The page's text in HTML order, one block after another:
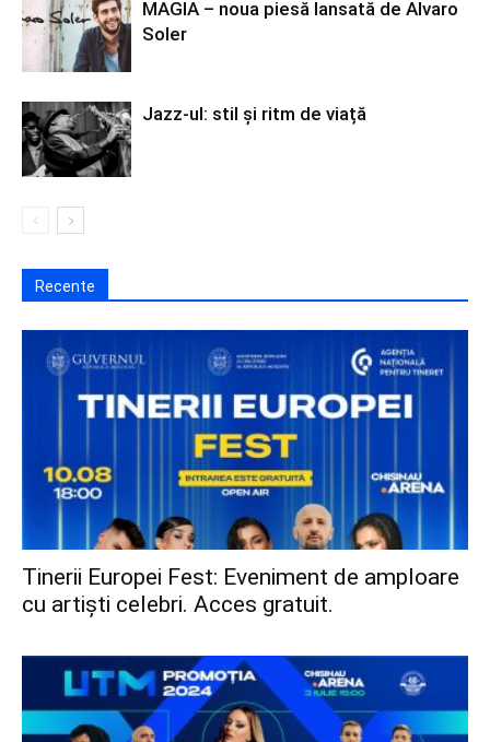
MAGIA – noua piesă lansată de Alvaro
Soler
Jazz-ul: stil și ritm de viață
Recente
Tinerii Europei Fest: Eveniment de amploare
cu artiști celebri. Acces gratuit.